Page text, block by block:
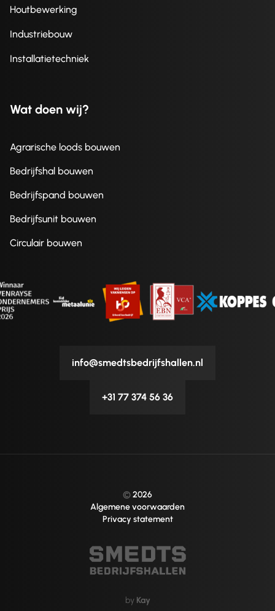
Houtbewerking
Industriebouw
Installatietechniek
Wat doen wij?
Agrarische loods bouwen
Bedrijfshal bouwen
Bedrijfspand bouwen
Bedrijfsunit bouwen
Circulair bouwen
info@smedtsbedrijfshallen.nl
+31 77 374 56 36
©2026
Algemene voorwaarden
Privacy statement
by Kay